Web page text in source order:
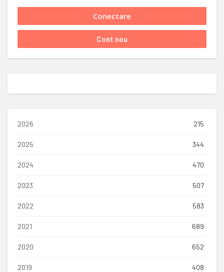
2026 215
2025 344
2024 470
2023 507
2022 583
2021 689
2020 652
2019 408